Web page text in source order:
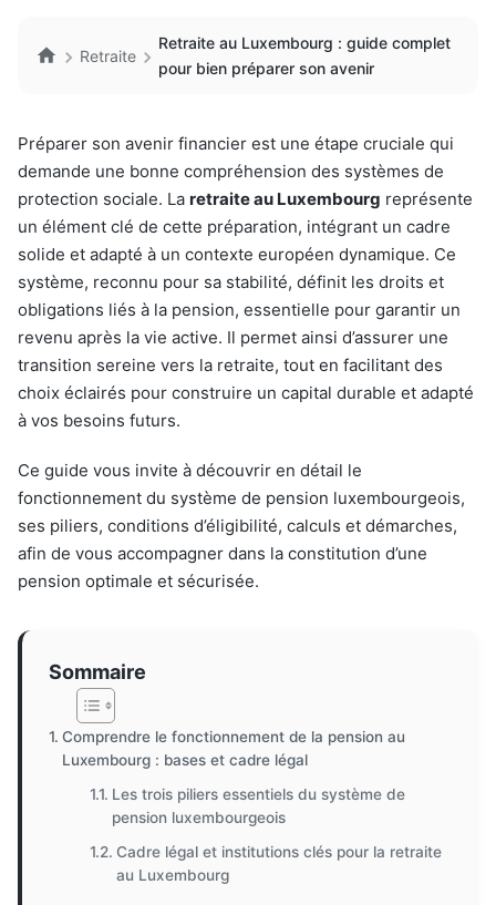
Retraite
Retraite au Luxembourg : guide complet
pour bien préparer son avenir
Préparer son avenir financier est une étape cruciale qui
demande une bonne compréhension des systèmes de
protection sociale. La retraite au Luxembourg représente
un élément clé de cette préparation, intégrant un cadre
solide et adapté à un contexte européen dynamique. Ce
système, reconnu pour sa stabilité, définit les droits et
obligations liés à la pension, essentielle pour garantir un
revenu après la vie active. Il permet ainsi d’assurer une
transition sereine vers la retraite, tout en facilitant des
choix éclairés pour construire un capital durable et adapté
à vos besoins futurs.
Ce guide vous invite à découvrir en détail le
fonctionnement du système de pension luxembourgeois,
ses piliers, conditions d’éligibilité, calculs et démarches,
afin de vous accompagner dans la constitution d’une
pension optimale et sécurisée.
Sommaire
Comprendre le fonctionnement de la pension au
Luxembourg : bases et cadre légal
Les trois piliers essentiels du système de
pension luxembourgeois
Cadre légal et institutions clés pour la retraite
au Luxembourg